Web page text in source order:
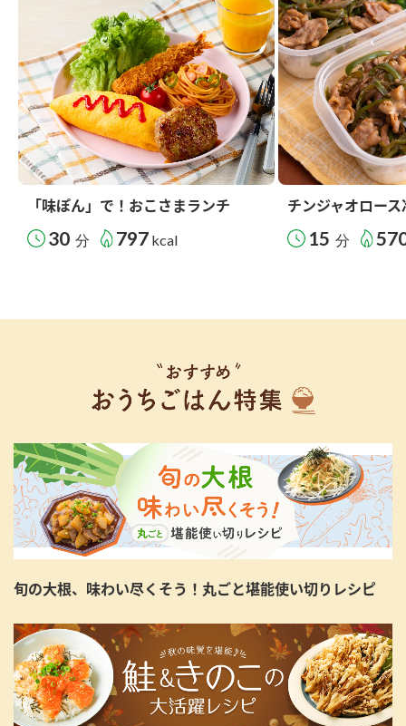
「味ぽん」で！おこさまランチ
30 分 797 kcal
チンジャオロー
15 分
旬の大根、味わい尽くそう！丸ごと堪能使い切りレシピ